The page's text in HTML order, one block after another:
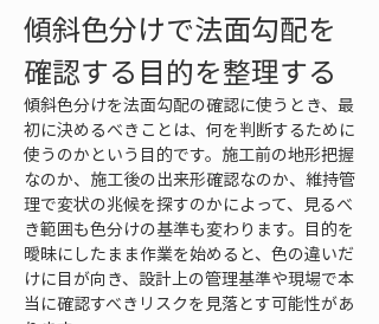
傾斜色分けで法面勾配を
確認する目的を整理する
傾斜色分けを法面勾配の確認に使うとき、最
初に決めるべきことは、何を判断するために
使うのかという目的です。施工前の地形把握
なのか、施工後の出来形確認なのか、維持管
理で変状の兆候を探すのかによって、見るべ
き範囲も色分けの基準も変わります。目的を
曖昧にしたまま作業を始めると、色の違いだ
けに目が向き、設計上の管理基準や現場で本
当に確認すべきリスクを見落とす可能性があ